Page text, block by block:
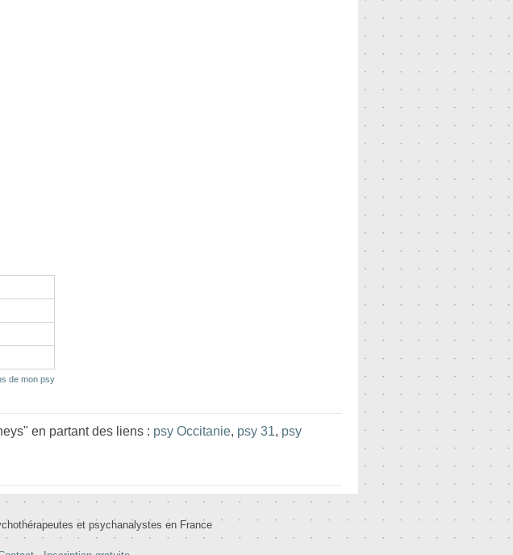
de mon psy
en partant des liens : psy Occitanie, psy 31, psy
et psychanalystes en France